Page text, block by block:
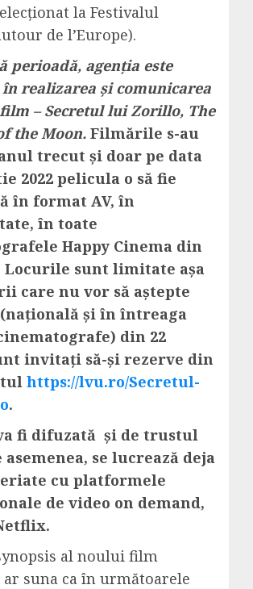
la Festivalul
de l’Europe).
perioadă, agenția este
realizarea și comunicarea
– Secretul lui Zorillo, The
the Moon. Filmările s-au
trecut și doar pe data
2022 pelicula o să fie
în format AV, în
în toate
Happy Cinema din
Locurile sunt limitate așa
care nu vor să aștepte
și în întreaga
din 22
invitați să-și rezerve din
https://lvu.ro/Secretul-
.
fi difuzată și de trustul
asemenea, se lucrează deja
cu platformele
de video on demand,
al noului film
ar suna ca în următoarele